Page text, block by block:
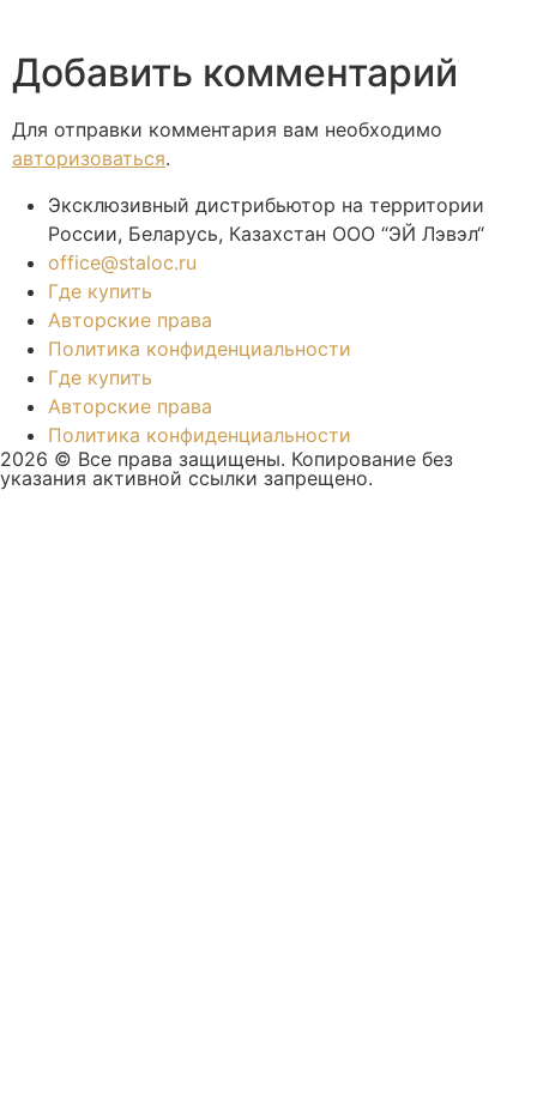
Добавить комментарий
Для отправки комментария вам необходимо
авторизоваться.
Эксклюзивный дистрибьютор на территории
России, Беларусь, Казахстан ООО “ЭЙ Лэвэл“
office@staloc.ru
Где купить
Авторские права
Политика конфиденциальности
Где купить
Авторские права
Политика конфиденциальности
2026 © Все права защищены. Копирование без
указания активной ссылки запрещено.